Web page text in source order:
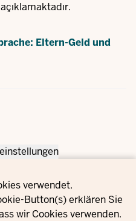
verwendet.
Button(s) erklären Sie
wir Cookies verwenden.
Eltern-Geld und